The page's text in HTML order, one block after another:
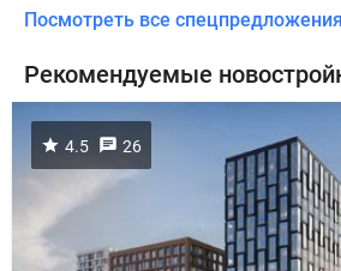
Посмотреть все спецпредложения
Рекомендуемые
4.5 26